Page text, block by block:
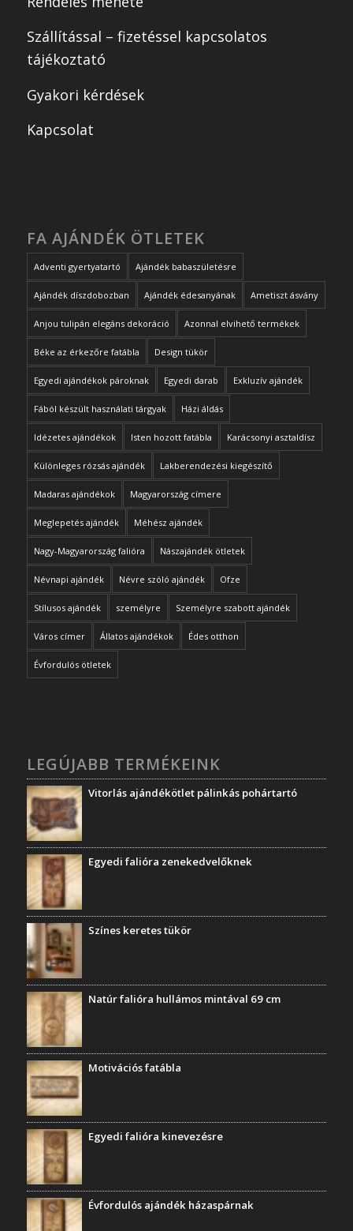
Szállítással – fizetéssel kapcsolatos
tájékoztató
Gyakori kérdések
Kapcsolat
FA AJÁNDÉK ÖTLETEK
Adventi gyertyatartó Ajándék babaszületésre
Ajándék díszdobozban Ajándék édesanyának Ametiszt ásvány
Anjou tulipán elegáns dekoráció Azonnal elvihető termékek
Béke az érkezőre fatábla Design tükör
Egyedi ajándékok pároknak Egyedi darab Exkluzív ajándék
Fából készült használati tárgyak Házi áldás
Idézetes ajándékok Isten hozott fatábla Karácsonyi asztaldísz
Különleges rózsás ajándék Lakberendezési kiegészítő
Madaras ajándékok Magyarország címere
Meglepetés ajándék Méhész ajándék
Nagy-Magyarország falióra Nászajándék ötletek
Névnapi ajándék Névre szóló ajándék Ofze
Stílusos ajándék személyre Személyre szabott ajándék
Város címer Állatos ajándékok Édes otthon
Évfordulós ötletek
LEGÚJABB TERMÉKEINK
Vitorlás ajándékötlet pálinkás pohártartó
Egyedi falióra zenekedvelőknek
Színes keretes tükör
Natúr falióra hullámos mintával 69 cm
Motivációs fatábla
Egyedi falióra kinevezésre
Évfordulós ajándék házaspárnak